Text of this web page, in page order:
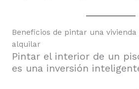
Beneficios de pintar una
alquilar
Pintar el interior de un
es una inversión